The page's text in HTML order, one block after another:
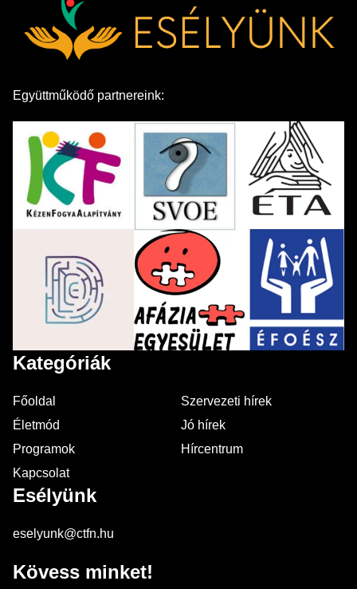
Együttműködő partnereink:
Kategóriák
Főoldal
Szervezeti hírek
Életmód
Jó hírek
Programok
Hírcentrum
Kapcsolat
Esélyünk
eselyunk@ctfn.hu
Kövess minket!